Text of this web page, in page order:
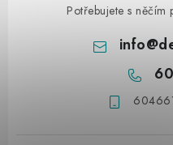
Potřebujete s něčím
info@